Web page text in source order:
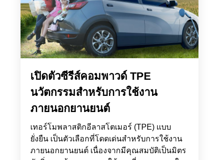
เปิดตัวซีรีส์คอมพาวด์ TPE
นวัตกรรมสำหรับการใช้งาน
ภายนอกยานยนต์
เทอร์โมพลาสติกอีลาสโตเมอร์ (TPE) แบบ
ยั่งยืน เป็นตัวเลือกที่โดดเด่นสำหรับการใช้งาน
ภายนอกยานยนต์ เนื่องจากมีคุณสมบัติเป็นมิตร